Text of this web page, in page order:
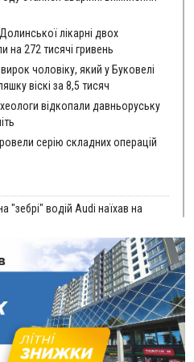
лікарні двох
на 272 тисячі гривень
чоловіку, який у Буковелі
віскі за 8,5 тисяч
відкопали давньоруську
серію складних операцій
"зебрі" водій Audi наїхав на
України - трохи більше ніж 6
мотоциклісти збили жінку
за будівництвом новобудов і
цін на житло
на Прикарпатті?
воїна створила